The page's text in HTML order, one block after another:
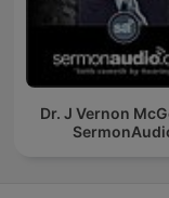
Dr. J Vernon